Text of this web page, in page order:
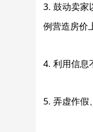
3. 鼓动卖家
例营造房价
4. 利用信息
5. 弄虚作假